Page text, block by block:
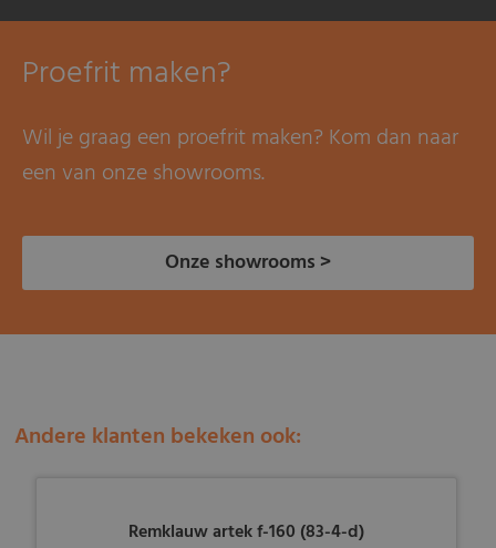
Proefrit maken?
Wil je graag een proefrit maken? Kom dan naar
een van onze showrooms.
Onze showrooms >
Andere klanten bekeken ook:
Remklauw artek f-160 (83-4-d)